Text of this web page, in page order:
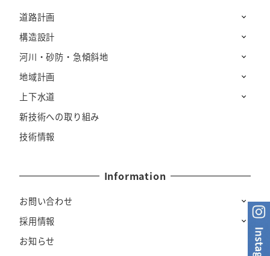
道路計画
構造設計
河川・砂防・急傾斜地
地域計画
上下水道
新技術への取り組み
技術情報
Information
お問い合わせ
採用情報
お知らせ